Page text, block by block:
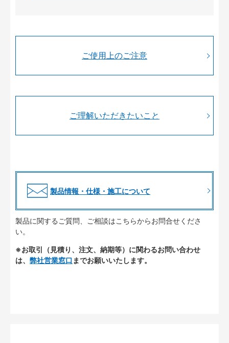
ご使用上のご注意
ご理解いただきたいこと
製品情報・仕様・施工について
製品に関するご質問、ご相談はこちらからお問合せくださ
い。
※お取引（見積り、注文、納期等）に関わるお問い合わせ
は、 弊社営業窓口 までお願いいたします。